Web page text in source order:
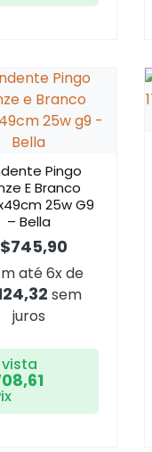
Pingo
E Branco
25w G9
– Bella
745,90
até 6x de
sem
juros